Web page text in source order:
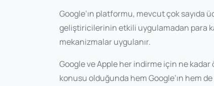
Google’ın platformu, mevcut çok sayıda
geliştiricilerinin etkili uygulamadan para
mekanizmalar uygulanır.
Google ve Apple her indirme için ne
konusu olduğunda hem Google’ın hem